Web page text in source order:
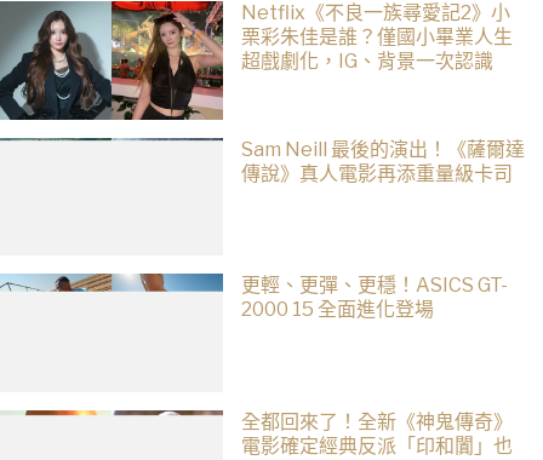
Netflix《不良一族尋愛記2》小
栗彩朱佳是誰？僅國小畢業人生
超戲劇化，IG、背景一次認識
Sam Neill 最後的演出！《薩爾達
傳說》真人電影再添重量級卡司
更輕、更彈、更穩！ASICS GT-
2000 15 全面進化登場
全都回來了！全新《神鬼傳奇》
電影確定經典反派「印和闐」也